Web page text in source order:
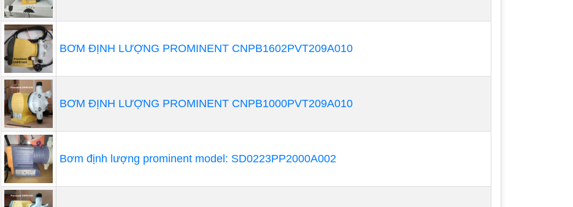
BƠM ĐỊNH LƯỢNG PROMINENT CNPB1602PVT209A010
BƠM ĐỊNH LƯỢNG PROMINENT CNPB1000PVT209A010
Bơm định lượng prominent model: SD0223PP2000A002